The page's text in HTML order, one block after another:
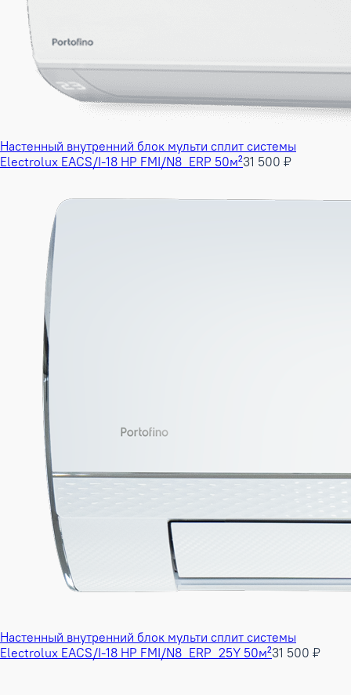
Настенный внутренний блок мульти сплит системы
Electrolux EACS/I-18 HP FMI/N8_ERP 50м²31 500 ₽
Настенный внутренний блок мульти сплит системы
Electrolux EACS/I-18 HP FMI/N8_ERP_25Y 50м²31 500 ₽